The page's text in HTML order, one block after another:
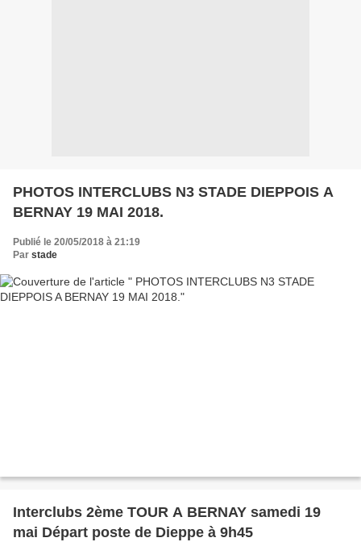
PHOTOS INTERCLUBS N3 STADE DIEPPOIS A
BERNAY 19 MAI 2018.
Publié le 20/05/2018 à 21:19
Par stade
Interclubs 2ème TOUR A BERNAY samedi 19
mai Départ poste de Dieppe à 9h45